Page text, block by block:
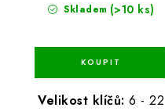
Skladem (>10 ks)
Velikost klíčů: 6 - 22